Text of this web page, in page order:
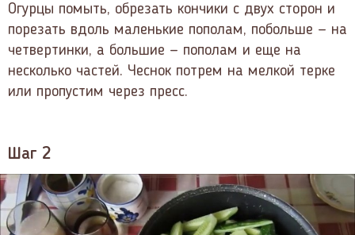
Огурцы помыть, обрезать кончики с двух сторон и
порезать вдоль маленькие пополам, побольше — на
четвертинки, а большие — пополам и еще на
несколько частей. Чеснок потрем на мелкой терке
или пропустим через пресс.
Шаг 2